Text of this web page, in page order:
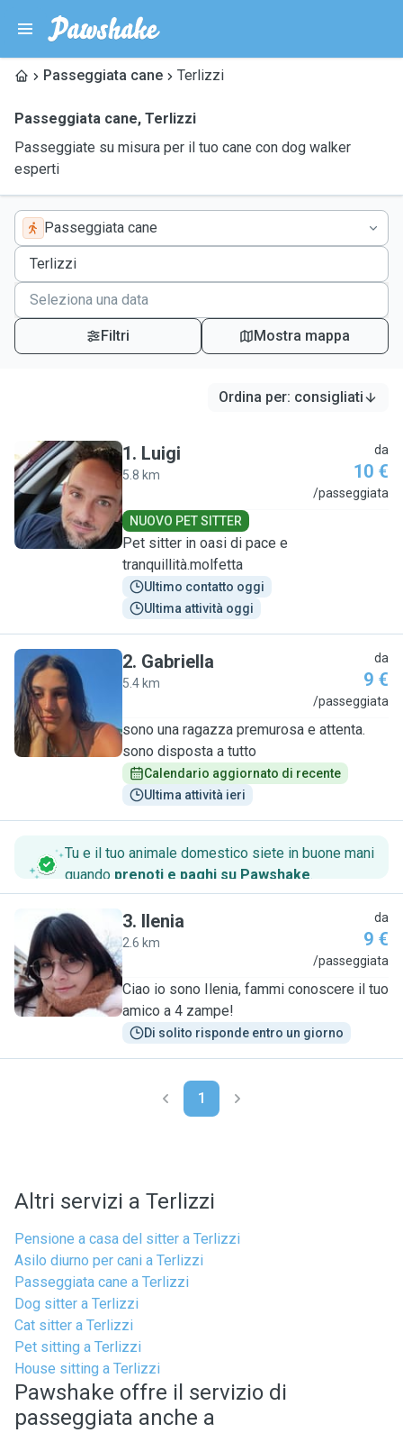
Passeggiata cane Terlizzi
Passeggiata cane, Terlizzi
Passeggiate su misura per il tuo cane con dog walker
esperti
Passeggiata cane
Filtri Mostra mappa
Ordina per: consigliati
L
1. Luigi
5.8 km
da
10 €
/passeggiata
NUOVO PET SITTER
Pet sitter in oasi di pace e
tranquillità.molfetta
Ultimo contatto oggi
Ultima attività oggi
G
2. Gabriella
5.4 km
da
9 €
/passeggiata
sono una ragazza premurosa e attenta.
sono disposta a tutto
Calendario aggiornato di recente
Ultima attività ieri
Tu e il tuo animale domestico siete in buone mani
quando prenoti e paghi su Pawshake.
I
3. Ilenia
2.6 km
da
9 €
/passeggiata
Ciao io sono Ilenia, fammi conoscere il tuo
amico a 4 zampe!
Di solito risponde entro un giorno
1
Altri servizi a Terlizzi
Pensione a casa del sitter a Terlizzi
Asilo diurno per cani a Terlizzi
Passeggiata cane a Terlizzi
Dog sitter a Terlizzi
Cat sitter a Terlizzi
Pet sitting a Terlizzi
House sitting a Terlizzi
Pawshake offre il servizio di
passeggiata anche a